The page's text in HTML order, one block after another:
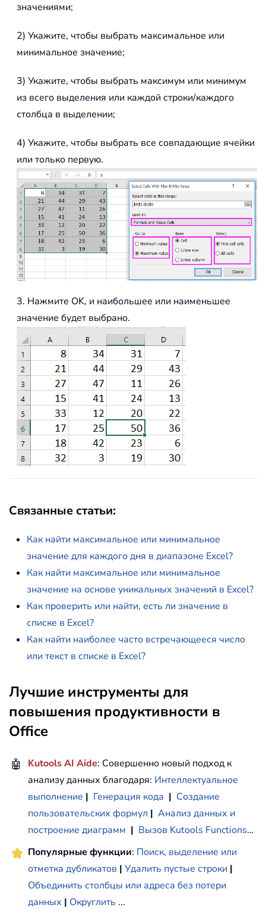
значениями;
2) Укажите, чтобы выбрать максимальное или
минимальное значение;
3) Укажите, чтобы выбрать максимум или минимум
из всего выделения или каждой строки/каждого
столбца в выделении;
4) Укажите, чтобы выбрать все совпадающие ячейки
или только первую.
3. Нажмите OK, и наибольшее или наименьшее
значение будет выбрано.
Связанные статьи:
Как найти максимальное или минимальное
значение для каждого дня в диапазоне Excel?
Как найти максимальное или минимальное
значение на основе уникальных значений в Excel?
Как проверить или найти, есть ли значение в
списке в Excel?
Как найти наиболее часто встречающееся число
или текст в списке в Excel?
Лучшие инструменты для
повышения продуктивности в
Office
🤖 Kutools AI Aide: Совершенно новый подход к
анализу данных благодаря: Интеллектуальное
выполнение | Генерация кода | Создание
пользовательских формул | Анализ данных и
построение диаграмм | Вызов Kutools Functions…
Популярные функции: Поиск, выделение или
отметка дубликатов | Удалить пустые строки |
Объединить столбцы или адреса без потери
данных | Округлить ...